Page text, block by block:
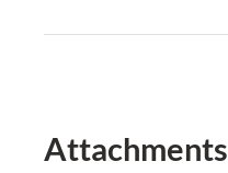
Attachments